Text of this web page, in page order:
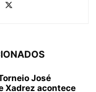
José
Xadrez acontece